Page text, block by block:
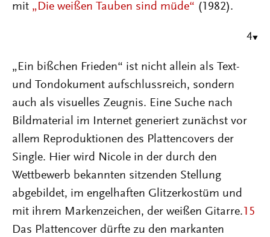
mit „Die weißen Tauben sind müde“ (1982).
4
„Ein bißchen Frieden“ ist nicht allein als Text-
und Tondokument aufschlussreich, sondern
auch als visuelles Zeugnis. Eine Suche nach
Bildmaterial im Internet generiert zunächst vor
allem Reproduktionen des Plattencovers der
Single. Hier wird Nicole in der durch den
Wettbewerb bekannten sitzenden Stellung
abgebildet, im engelhaften Glitzerkostüm und
mit ihrem Markenzeichen, der weißen Gitarre. 15
Das Plattencover dürfte zu den markanten